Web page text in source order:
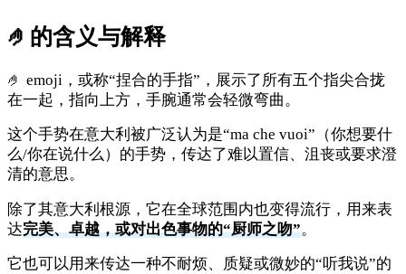
🤌 的含义与解释
🤌 emoji，或称“捏合的手指”，展示了所有五个指尖合拢
在一起，指向上方，手腕通常会轻微弯曲。
这个手势在意大利被广泛认为是“ma che vuoi”（你想要什
么/你在说什么）的手势，传达了难以置信、沮丧或要求澄
清的意思。
除了其意大利根源，它在全球范围内也变得流行，用来表
达完美、卓越，或对出色事物的“厨师之吻”。
它也可以用来传达一种不耐烦、质疑或微妙的“听我说”的